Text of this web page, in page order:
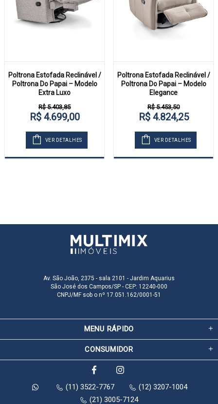
Poltrona Estofada Reclinável /
Poltrona Do Papai – Modelo
Extra Luxo
R$ 5.403,85
R$ 4.699,00
VER DETALHES
Poltrona Estofada Reclinável /
Poltrona Do Papai – Modelo
Elegance
R$ 5.453,50
R$ 4.824,25
VER DETALHES
Av. São João, 2375 - sala 2101 - Jardim Aquarius
São José dos Campos/SP - CEP: 12240-000
CNPJ/MF sob o nº 17.051.162/0001-51
MENU RÁPIDO
CONSUMIDOR
(11) 3522-7767
(12) 3207-1004
(21) 3005-7124